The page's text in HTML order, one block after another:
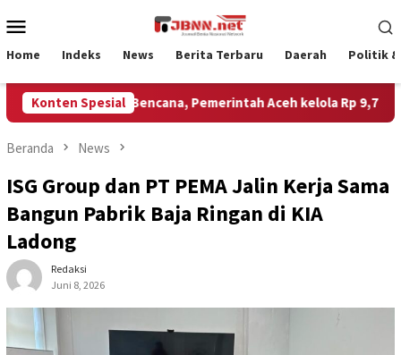
ke
Mobile
Home Indeks News Berita Terbaru Daerah Politik &
Konten Spesial
untuk Bencana, Pemerintah Aceh kelola Rp 9,7 Miliar
Beranda News
ISG Group dan PT PEMA Jalin Kerja Sama
Bangun Pabrik Baja Ringan di KIA
Ladong
Redaksi
Juni 8, 2026